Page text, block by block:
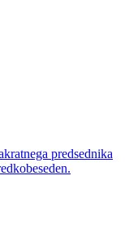
predsednika